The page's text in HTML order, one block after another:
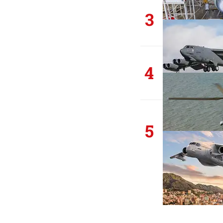
3
4
5